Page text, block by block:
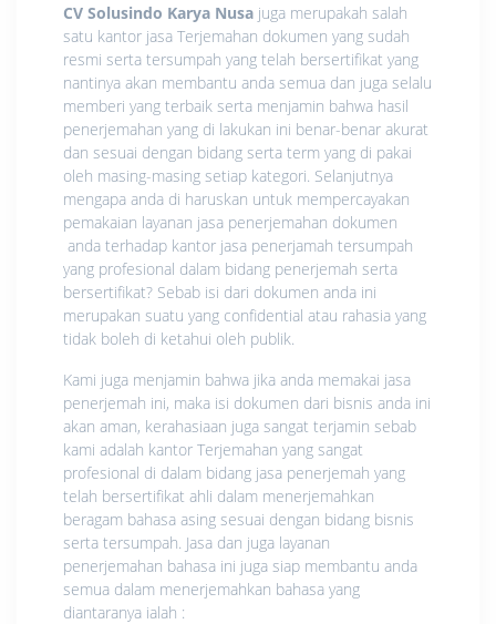
CV Solusindo Karya Nusa juga merupakah salah
satu kantor jasa Terjemahan dokumen yang sudah
resmi serta tersumpah yang telah bersertifikat yang
nantinya akan membantu anda semua dan juga selalu
memberi yang terbaik serta menjamin bahwa hasil
penerjemahan yang di lakukan ini benar-benar akurat
dan sesuai dengan bidang serta term yang di pakai
oleh masing-masing setiap kategori. Selanjutnya
mengapa anda di haruskan untuk mempercayakan
pemakaian layanan jasa penerjemahan dokumen
anda terhadap kantor jasa penerjamah tersumpah
yang profesional dalam bidang penerjemah serta
bersertifikat? Sebab isi dari dokumen anda ini
merupakan suatu yang confidential atau rahasia yang
tidak boleh di ketahui oleh publik.
Kami juga menjamin bahwa jika anda memakai jasa
penerjemah ini, maka isi dokumen dari bisnis anda ini
akan aman, kerahasiaan juga sangat terjamin sebab
kami adalah kantor Terjemahan yang sangat
profesional di dalam bidang jasa penerjemah yang
telah bersertifikat ahli dalam menerjemahkan
beragam bahasa asing sesuai dengan bidang bisnis
serta tersumpah. Jasa dan juga layanan
penerjemahan bahasa ini juga siap membantu anda
semua dalam menerjemahkan bahasa yang
diantaranya ialah :